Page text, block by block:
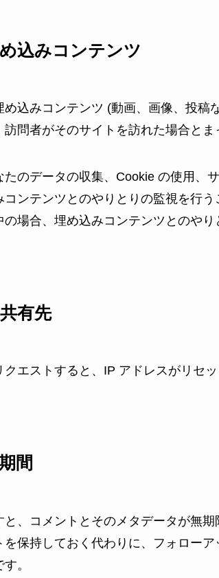
込みコンテンツ
め込みコンテンツ (動画、画像、投稿
問者がそのサイトを訪れた場合とま
たのデータの収集、Cookie の使用、
コンテンツとのやりとりの監視を行
場合、埋め込みコンテンツとのやり
有先
エストすると、IP アドレスがリセッ
間
、コメントとそのメタデータが無
を保持しておく代わりに、フォロー
。